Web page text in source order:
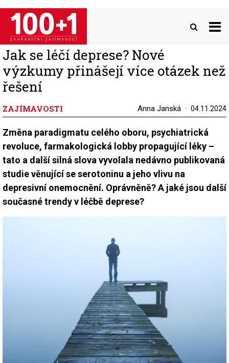
Přejít
hlavnímu
obsahu
Jak se léčí deprese? Nové
výzkumy přinášejí více otázek než
řešení
ZAJÍMAVOSTI Anna Janská 04.11.2024
Změna paradigmatu celého oboru, psychiatrická
revoluce, farmakologická lobby propagující léky –
tato a další silná slova vyvolala nedávno publikovaná
studie věnující se serotoninu a jeho vlivu na
depresivní onemocnění. Oprávněně? A jaké jsou další
současné trendy v léčbě deprese?